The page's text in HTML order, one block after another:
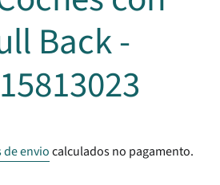
Back -
de enviocalculados no pagamento.